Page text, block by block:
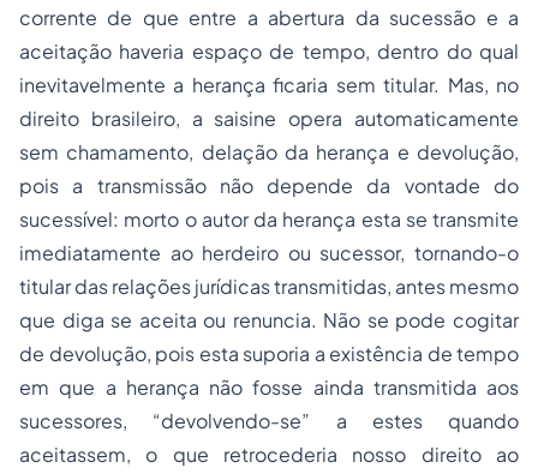
corrente de que entre a abertura da sucessão e a
aceitação haveria espaço de tempo, dentro do qual
inevitavelmente a herança ficaria sem titular. Mas, no
direito brasileiro, a saisine opera automaticamente
sem chamamento, delação da herança e devolução,
pois a transmissão não depende da vontade do
sucessível: morto o autor da herança esta se transmite
imediatamente ao herdeiro ou sucessor, tornando-o
titular das relações jurídicas transmitidas, antes mesmo
que diga se aceita ou renuncia. Não se pode cogitar
de devolução, pois esta suporia a existência de tempo
em que a herança não fosse ainda transmitida aos
sucessores, “devolvendo-se” a estes quando
aceitassem, o que retrocederia nosso direito ao